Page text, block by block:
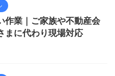
作業｜ご家族や不動産会
まに代わり現場対応